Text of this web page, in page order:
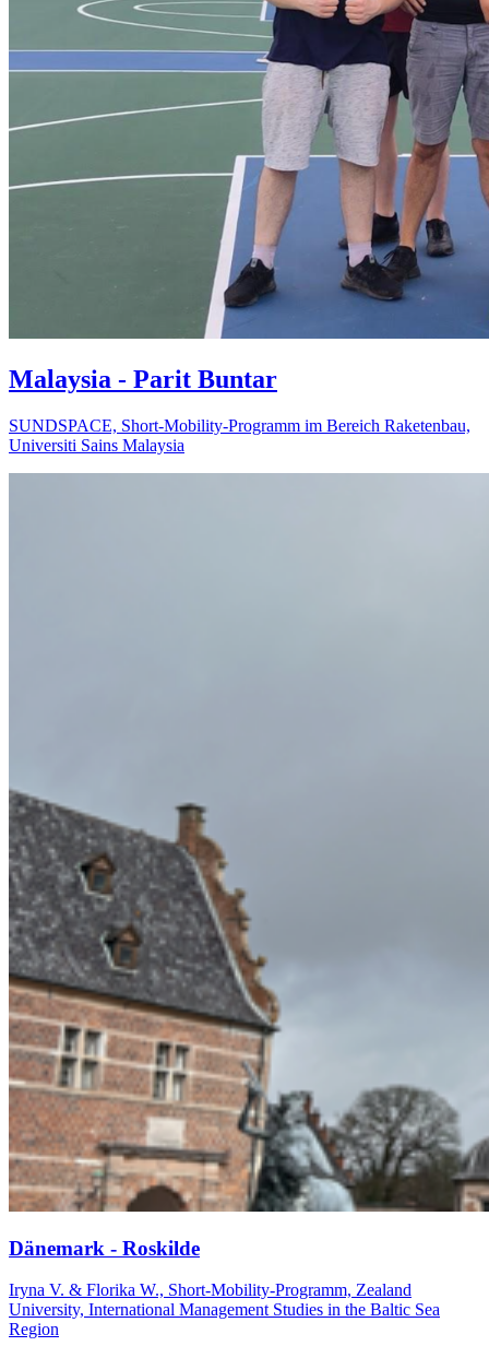
Ma­lay­sia - Parit Bun­tar
SUNDSPACE, Short-Mobility-Programm im Bereich Raketenbau,
Universiti Sains Malaysia
Dä­ne­mark - Ros­kil­de
Iryna V. & Florika W., Short-Mobility-Programm, Zealand
University, International Management Studies in the Baltic Sea
Region